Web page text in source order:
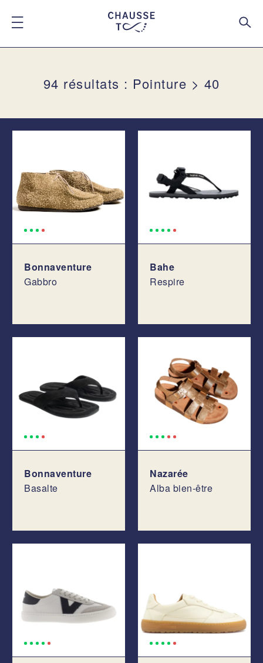
94 résultats : Pointure > 40
Bonnaventure
Gabbro
Bahe
Respire
Bonnaventure
Basalte
Nazarée
Alba bien-être